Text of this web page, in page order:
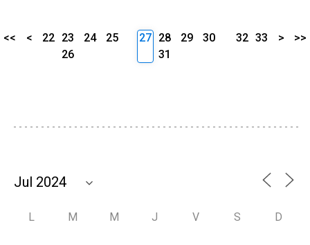
<< < 22 23 24
25
26
27 28 29
30
31
32 33 > >>
L M M J V S D